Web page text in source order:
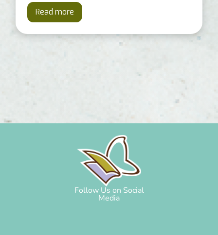
Read more
Follow Us on Social
Media